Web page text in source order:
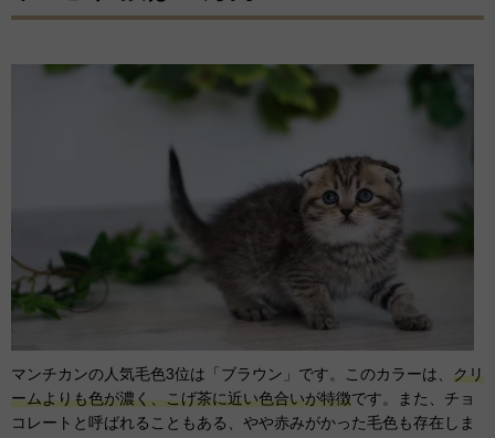
マンチカンの人気毛色3位は「ブラウン」です。このカラーは、 クリ
ームよりも色が濃く、こげ茶に近い色合いが特徴です。また、チョ
コレートと呼ばれることもある、やや赤みがかった毛色も存在しま